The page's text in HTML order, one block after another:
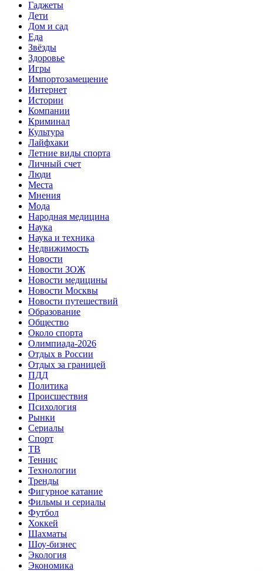
Гаджеты
Дети
Дом и сад
Еда
Звёзды
Здоровье
Игры
Импортозамещение
Интернет
Истории
Компании
Криминал
Культура
Лайфхаки
Летние виды спорта
Личный счет
Люди
Места
Мнения
Мода
Народная медицина
Наука
Наука и техника
Недвижимость
Новости
Новости ЗОЖ
Новости медицины
Новости Москвы
Новости путешествий
Образование
Общество
Около спорта
Олимпиада-2026
Отдых в России
Отдых за границей
ПДД
Политика
Происшествия
Психология
Рынки
Сериалы
Спорт
ТВ
Теннис
Технологии
Тренды
Фигурное катание
Фильмы и сериалы
Футбол
Хоккей
Шахматы
Шоу-бизнес
Экология
Экономика